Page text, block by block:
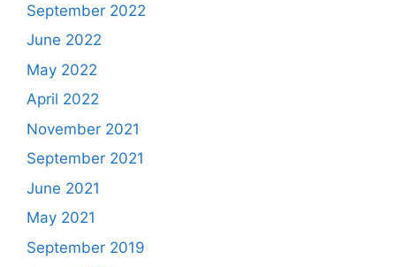
September 2022
June 2022
May 2022
April 2022
November 2021
September 2021
June 2021
May 2021
September 2019